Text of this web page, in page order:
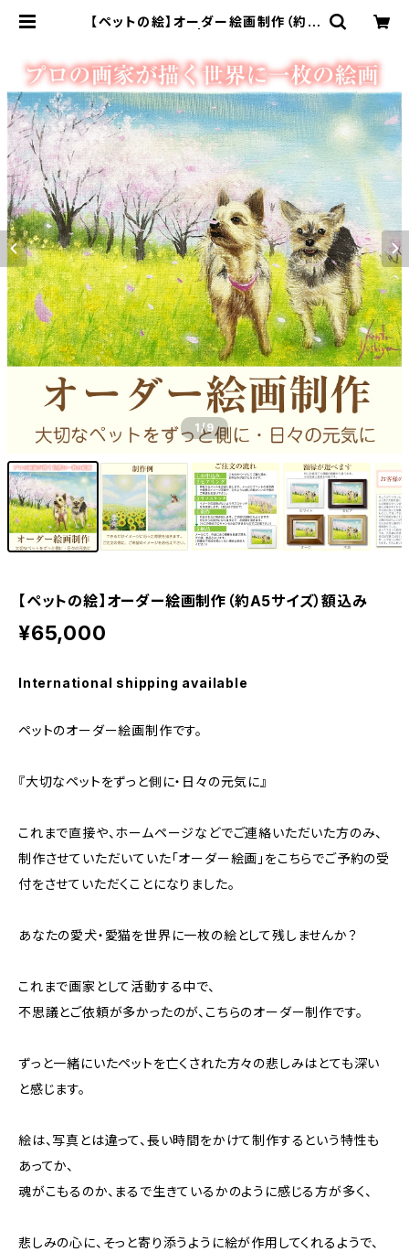
【ペットの絵】オーダー絵画制作（約A
ショップ
1/9
【ペットの絵】オーダー絵画制作（約A5サイズ）額込み
¥65,000
International shipping available
ペットのオーダー絵画制作です。
『大切なペットをずっと側に・日々の元気に』
これまで直接や、ホームページなどでご連絡いただいた方のみ、
制作させていただいていた「オーダー絵画」をこちらでご予約の受
付をさせていただくことになりました。
あなたの愛犬・愛猫を世界に一枚の絵として残しませんか？
これまで画家として活動する中で、
不思議とご依頼が多かったのが、こちらのオーダー制作です。
ずっと一緒にいたペットを亡くされた方々の悲しみはとても深い
と感じます。
絵は、写真とは違って、長い時間をかけて制作するという特性も
あってか、
魂がこもるのか、まるで生きているかのように感じる方が多く、
悲しみの心に、そっと寄り添うように絵が作用してくれるようで、